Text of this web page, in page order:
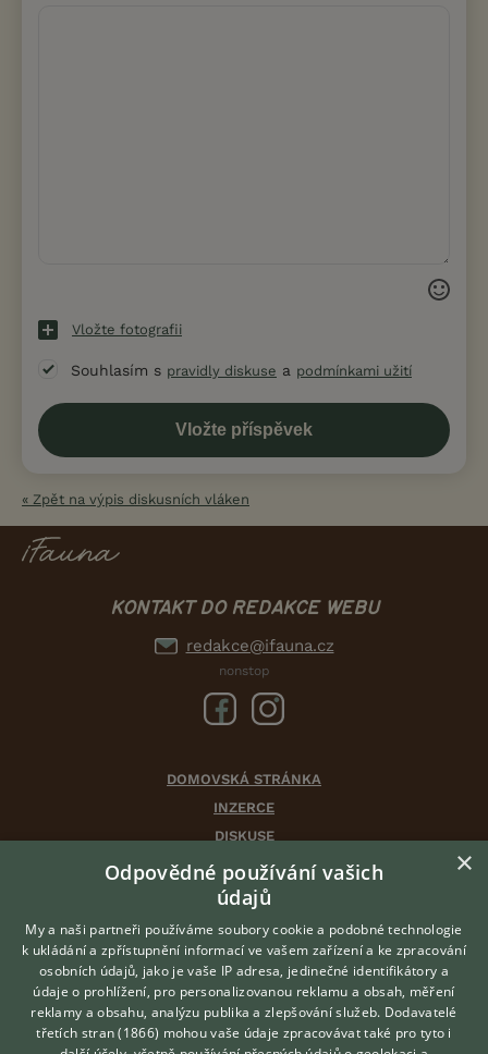
Vložte fotografii
Souhlasím s pravidly diskuse a podmínkami užití
« Zpět na výpis diskusních vláken
KONTAKT DO REDAKCE WEBU
redakce@ifauna.cz
nonstop
DOMOVSKÁ STRÁNKA
INZERCE
DISKUSE
ČLÁNKY
CHOVATELSKÉ STANICE
VÝBĚR VHODNÉHO PLEMENE
O nás
KontaktHledáte zvířecího kamaráda?
×
Odpovědné používání vašich
údajů
My a naši partneři používáme soubory cookie a podobné technologie
k ukládání a zpřístupnění informací ve vašem zařízení a ke zpracování
osobních údajů, jako je vaše IP adresa, jedinečné identifikátory a
údaje o prohlížení, pro personalizovanou reklamu a obsah, měření
reklamy a obsahu, analýzu publika a zlepšování služeb. Dodavatelé
třetích stran (1866) mohou vaše údaje zpracovávat také pro tyto i